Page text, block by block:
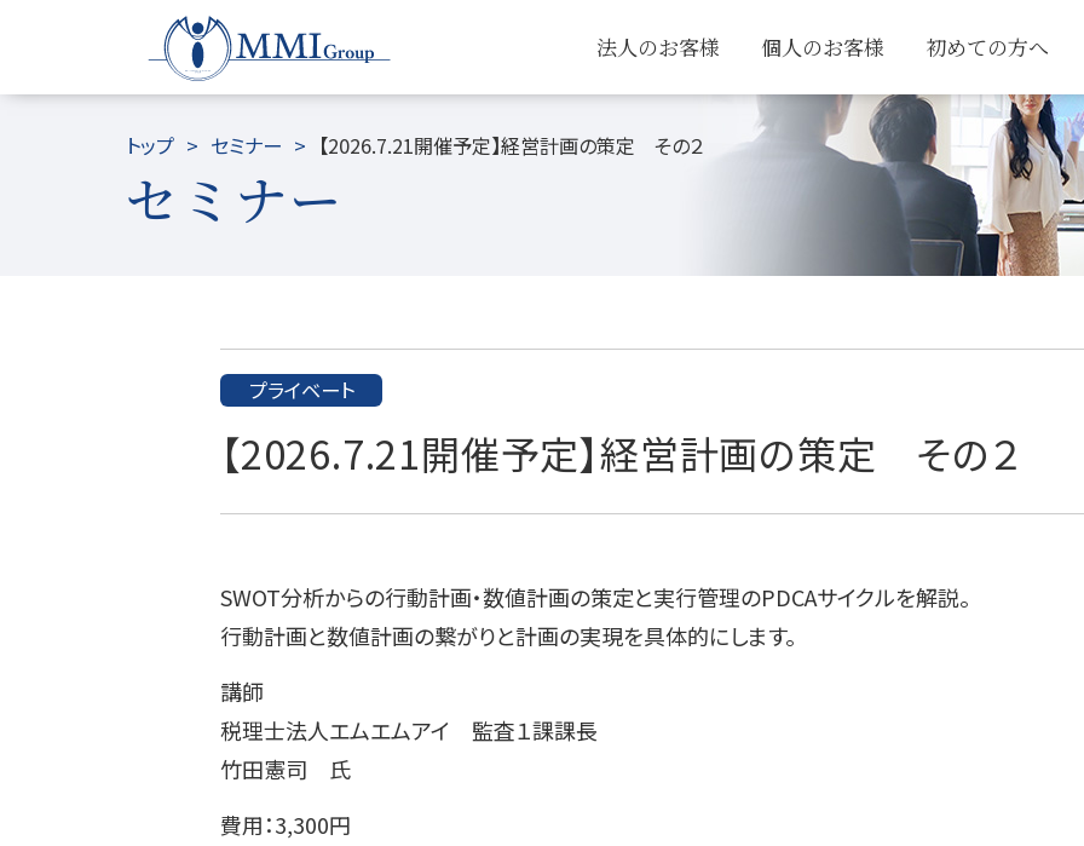
法人のお客様 個人のお客様 初めての方へ
トップ セミナー 【2026.7.21開催予定】経営計画の策定 その２
セミナー
プライベート
【2026.7.21開催予定】経営計画の策定 その２
SWOT分析からの行動計画・数値計画の策定と実行管理のPDCAサイクルを解説。
行動計画と数値計画の繋がりと計画の実現を具体的にします。
講師
税理士法人エムエムアイ 監査１課課長
竹田憲司 氏
費用：3,300円